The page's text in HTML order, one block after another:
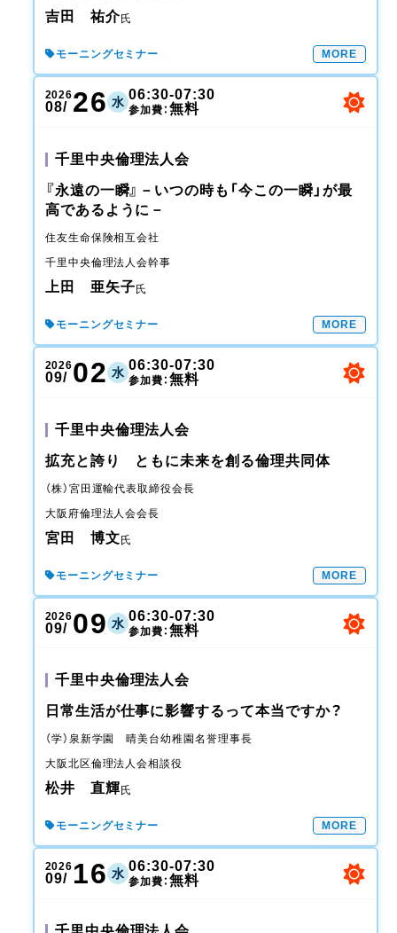
吉田 祐介氏
モーニングセミナー MORE
2026
08/ 26 水 06:30-07:30
参加費：無料
千里中央倫理法人会
『永遠の一瞬』－いつの時も「今この一瞬」が最
高であるように－
住友生命保険相互会社
千里中央倫理法人会幹事
上田 亜矢子氏
モーニングセミナー MORE
2026
09/ 02 水 06:30-07:30
参加費：無料
千里中央倫理法人会
拡充と誇り ともに未来を創る倫理共同体
（株）宮田運輸代表取締役会長
大阪府倫理法人会会長
宮田 博文氏
モーニングセミナー MORE
2026
09/ 09 水 06:30-07:30
参加費：無料
千里中央倫理法人会
日常生活が仕事に影響するって本当ですか？
（学）泉新学園 晴美台幼稚園名誉理事長
大阪北区倫理法人会相談役
松井 直輝氏
モーニングセミナー MORE
2026
09/ 16 水 06:30-07:30
参加費：無料